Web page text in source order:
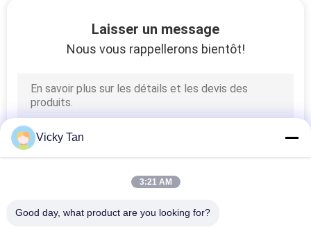
Laisser un message
Nous vous rappellerons bientôt!
Vicky Tan
3:21 AM
Good day, what product are you looking for?